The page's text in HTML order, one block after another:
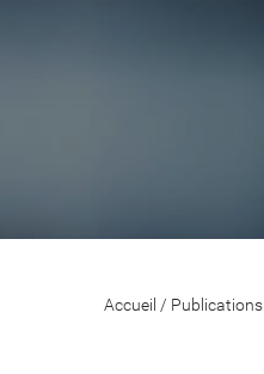
Accueil / Publications